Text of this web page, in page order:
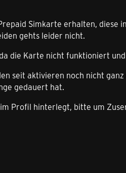
Simkarte erhalten,
gehts leider nicht.
die Karte nicht funktioniert
seit aktivieren noch nicht
gedauert hat.
Profil hinterlegt, bitte um